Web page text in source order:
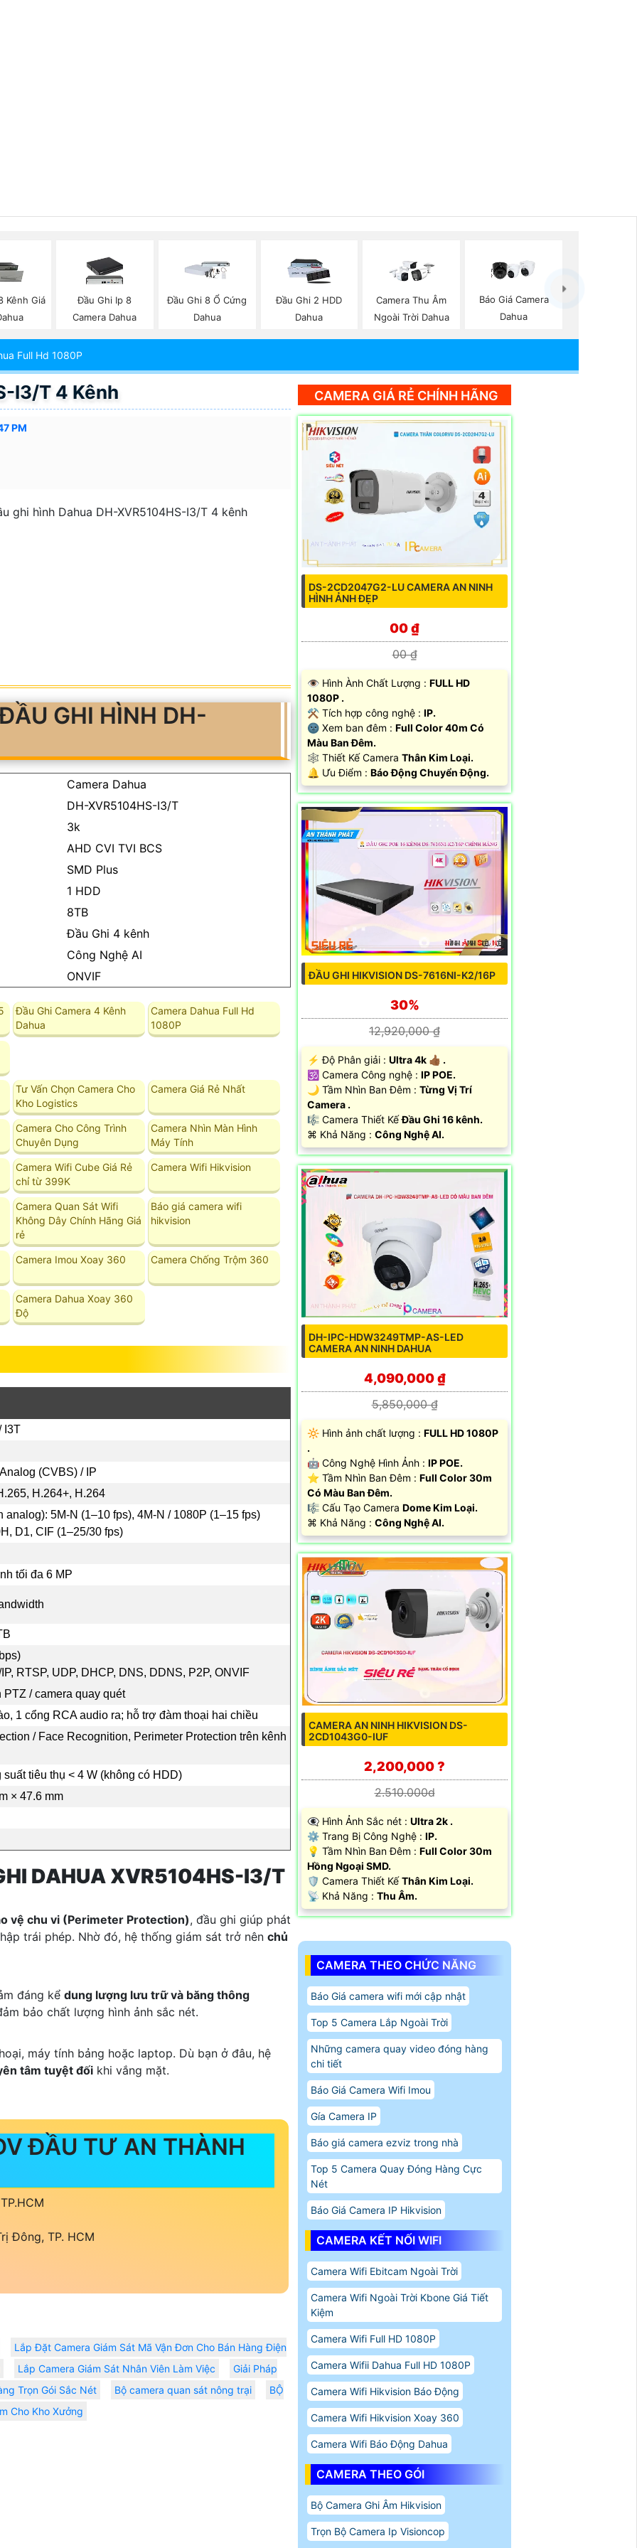
Kênh Giá
Đầu Ghi Ip 8
Camera Dahua
Đầu Ghi 8 Ổ Cứng
Dahua
Đầu Ghi 2 HDD
Dahua
Camera Thu Âm
Ngoài Trời Dahua
Báo Giá Camera
Dahua
Full Hd 1080P
I3/T 4 Kênh
PM
ghi hình Dahua DH-XVR5104HS-I3/T 4 kênh
GHI HÌNH DH-
Camera Dahua
DH-XVR5104HS-I3/T
3k
AHD CVI TVI BCS
SMD Plus
1 HDD
8TB
Đầu Ghi 4 kênh
Công Nghệ AI
ONVIF
Đầu Ghi Camera 4 Kênh
Dahua
Camera Dahua Full Hd
1080P
Tư Vấn Chọn Camera Cho
Kho Logistics
Camera Giá Rẻ Nhất
Camera Cho Công Trình
Chuyên Dụng
Camera Nhìn Màn Hình
Máy Tính
Camera Wifi Cube Giá Rẻ
chỉ từ 399K
Camera Wifi Hikvision
Camera Quan Sát Wifi
Không Dây Chính Hãng Giá
rẻ
Báo giá camera wifi
hikvision
Camera Imou Xoay 360 Camera Chống Trộm 360
Camera Dahua Xoay 360
Độ
I3T
(CVBS) / IP
H.264+, H.264
analog): 5M‑N (1–10 fps), 4M‑N / 1080P (1–15 fps)
D1, CIF (1–25/30 fps)
tối đa 6 MP
RTSP, UDP, DHCP, DNS, DDNS, P2P, ONVIF
PTZ / camera quay quét
1 cổng RCA audio ra; hỗ trợ đàm thoại hai chiều
/ Face Recognition, Perimeter Protection trên kênh
suất tiêu thụ < 4 W (không có HDD)
× 47.6 mm
DAHUA XVR5104HS-I3/T
vệ chu vi (Perimeter Protection), đầu ghi giúp phát
trái phép. Nhờ đó, hệ thống giám sát trở nên chủ
đáng kể dung lượng lưu trữ và băng thông
bảo chất lượng hình ảnh sắc nét.
máy tính bảng hoặc laptop. Dù bạn ở đâu, hệ
tâm tuyệt đối khi vắng mặt.
ĐẦU TƯ AN THÀNH
Đông, TP. HCM
Lắp Đặt Camera Giám Sát Mã Vận Đơn Cho Bán Hàng Điện
Lắp Camera Giám Sát Nhân Viên Làm Việc
Giải Pháp
Trọn Gói Sắc Nét Bộ camera quan sát nông trại
BỘ
Cho Kho Xưởng
CAMERA GIÁ RẺ CHÍNH HÃNG
DS-2CD2047G2-LU CAMERA AN NINH
HÌNH ẢNH ĐẸP
00 ₫
00 ₫
👁 Hình Ành Chất Lượng : FULL HD
1080P .
⚒ Tích hợp công nghệ : IP.
🌚 Xem ban đêm : Full Color 40m Có
Màu Ban Đêm.
🕸️ Thiết Kế Camera Thân Kim Loại.
️🔔 Ưu Điểm : Báo Động Chuyển Động.
ĐẦU GHI HIKVISION DS-7616NI-K2/16P
30%
12,920,000 ₫
️⚡ Độ Phân giải : Ultra 4k 👍🏾 .
🕉️ Camera Công nghệ : IP POE.
🌙 Tầm Nhìn Ban Đêm : Từng Vị Trí
Camera .
🎼️ Camera Thiết KếĐầu Ghi 16 kênh.
️⌘ Khả Năng : Công Nghệ AI.
DH-IPC-HDW3249TMP-AS-LED
CAMERA AN NINH DAHUA
4,090,000 ₫
5,850,000 ₫
🔆 Hình ảnh chất lượng : FULL HD 1080P
.
🤖️ Công Nghệ Hình Ảnh : IP POE.
⭐ Tầm Nhìn Ban Đêm : Full Color 30m
Có Màu Ban Đêm.
🎼️ Cấu Tạo Camera Dome Kim Loại.
️⌘ Khả Năng : Công Nghệ AI.
CAMERA AN NINH HIKVISION DS-
2CD1043G0-IUF
2,200,000 ?
2.510.000d
👁️‍🗨 Hình Ảnh Sắc nét : Ultra 2k .
⚙ Trang Bị Công Nghệ : IP.
💡 Tầm Nhìn Ban Đêm : Full Color 30m
Hồng Ngoại SMD.
🛡 Camera Thiết KếThân Kim Loại.
️📡 Khả Năng : Thu Âm.
CAMERA THEO CHỨC NĂNG
Báo Giá camera wifi mới cập nhật
Top 5 Camera Lắp Ngoài Trời
Những camera quay video đóng hàng
chi tiết
Báo Giá Camera Wifi Imou
Gía Camera IP
Báo giá camera ezviz trong nhà
Top 5 Camera Quay Đóng Hàng Cực
Nét
Báo Giá Camera IP Hikvision
CAMERA KẾT NỐI WIFI
Camera Wifi Ebitcam Ngoài Trời
Camera Wifi Ngoài Trời Kbone Giá Tiết
Kiệm
Camera Wifi Full HD 1080P
Camera Wifii Dahua Full HD 1080P
Camera Wifi Hikvision Báo Động
Camera Wifi Hikvision Xoay 360
Camera Wifi Báo Động Dahua
CAMERA THEO GÓI
Bộ Camera Ghi Âm Hikvision
Trọn Bộ Camera Ip Visioncop